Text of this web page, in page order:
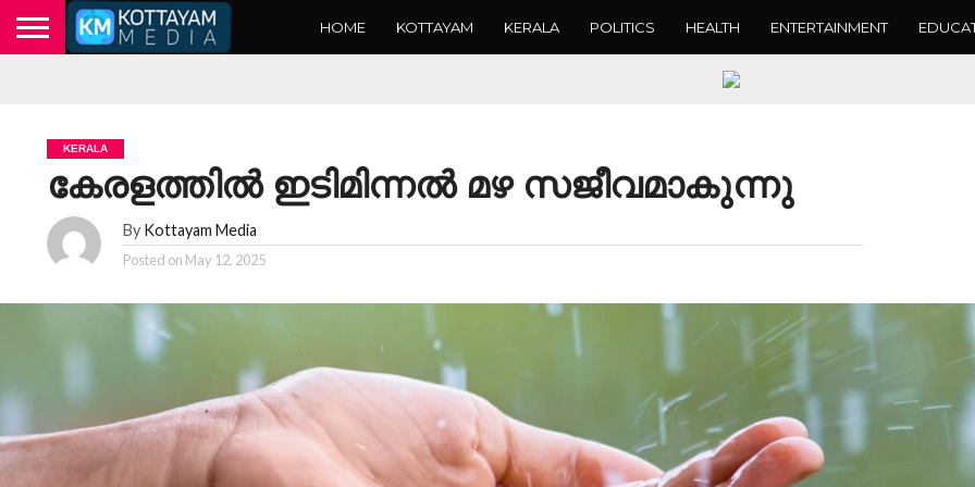
HOME KOTTAYAM KERALA POLITICS HEALTH ENTERTAINMENT
KERALA
കേരളത്തിൽ ഇടിമിന്നൽ മഴ സജീവമാകുന്നു
By Kottayam Media
Posted on May 12, 2025